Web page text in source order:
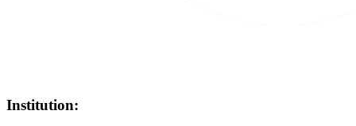
Institution: